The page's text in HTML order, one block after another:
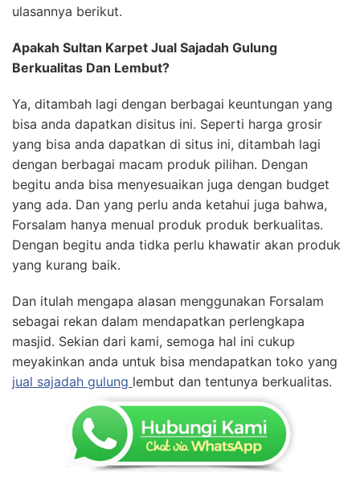
ulasannya berikut.
Apakah Sultan Karpet Jual Sajadah Gulung
Berkualitas Dan Lembut?
Ya, ditambah lagi dengan berbagai keuntungan yang
bisa anda dapatkan disitus ini. Seperti harga grosir
yang bisa anda dapatkan di situs ini, ditambah lagi
dengan berbagai macam produk pilihan. Dengan
begitu anda bisa menyesuaikan juga dengan budget
yang ada. Dan yang perlu anda ketahui juga bahwa,
Forsalam hanya menual produk produk berkualitas.
Dengan begitu anda tidka perlu khawatir akan produk
yang kurang baik.
Dan itulah mengapa alasan menggunakan Forsalam
sebagai rekan dalam mendapatkan perlengkapa
masjid. Sekian dari kami, semoga hal ini cukup
meyakinkan anda untuk bisa mendapatkan toko yang
jual sajadah gulung lembut dan tentunya berkualitas.